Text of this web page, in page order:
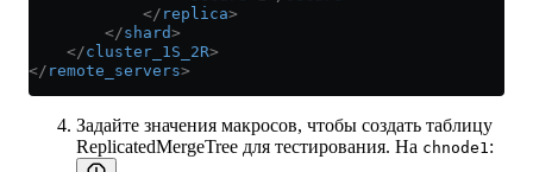
            </
replica>
        </
shard>
    </
cluster_1S_2R>
</ remote_servers>
Задайте значения макросов, чтобы создать таблицу
ReplicatedMergeTree для тестирования. На chnode1 :